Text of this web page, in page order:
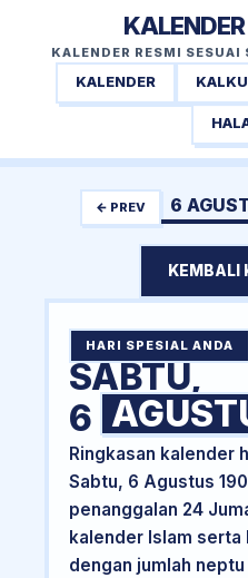
KALENDER RESMI
KALENDER
← PREV 6
KEMBALI
HARI SPESIAL ANDA
SABTU,
6
Ringkasan kalender
Sabtu, 6 Agustus
penanggalan 24
kalender Islam serta
dengan jumlah